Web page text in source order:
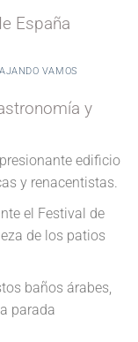
España
VAMOS
y
edificio
y renacentistas.
el Festival de
de los patios
baños árabes,
parada